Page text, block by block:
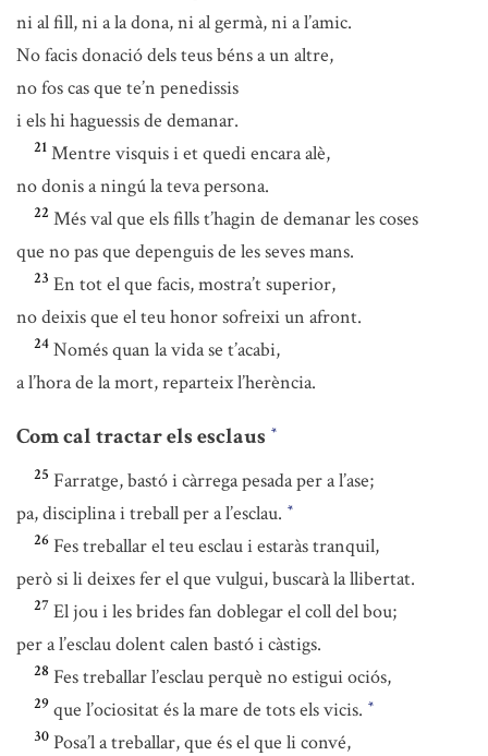
ni al fill, ni a la dona, ni al germà, ni a l’amic.
No facis donació dels teus béns a un altre,
no fos cas que te’n penedissis
i els hi haguessis de demanar.
21 Mentre visquis i et quedi encara alè,
no donis a ningú la teva persona.
22 Més val que els fills t’hagin de demanar les coses
que no pas que depenguis de les seves mans.
23 En tot el que facis, mostra’t superior,
no deixis que el teu honor sofreixi un afront.
24 Només quan la vida se t’acabi,
a l’hora de la mort, reparteix l’herència.
Com cal tractar els esclaus *
25 Farratge, bastó i càrrega pesada per a l’ase;
pa, disciplina i treball per a l’esclau. *
26 Fes treballar el teu esclau i estaràs tranquil,
però si li deixes fer el que vulgui, buscarà la llibertat.
27 El jou i les brides fan doblegar el coll del bou;
per a l’esclau dolent calen bastó i càstigs.
28 Fes treballar l’esclau perquè no estigui ociós,
29 que l’ociositat és la mare de tots els vicis. *
30 Posa’l a treballar, que és el que li convé,